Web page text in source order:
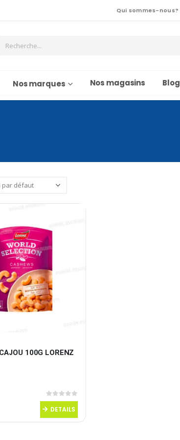
Qui sommes-nous?
Nos marques Nos magasins Blog
100G LORENZ
0sur 5
DETAILS